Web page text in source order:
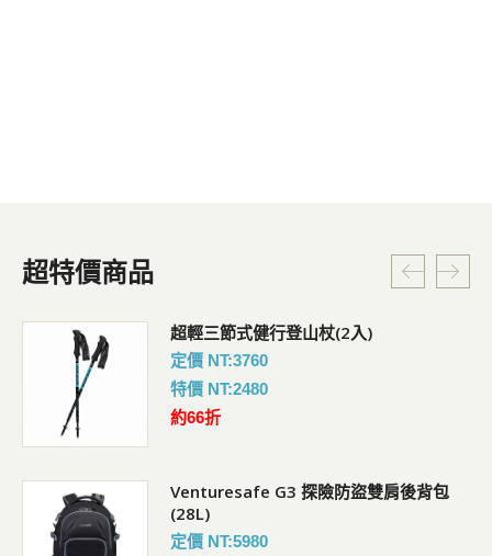
超特價商品
超輕三節式健行登山杖(2入)
定價 NT:3760
特價 NT:2480
約66折
Venturesafe G3 探險防盜雙肩後背包
(28L)
定價 NT:5980